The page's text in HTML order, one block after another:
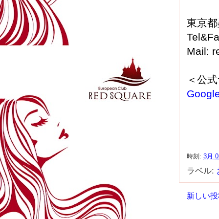
東京
Mail:
＜公
時刻: 3月
ラベル:
新しい